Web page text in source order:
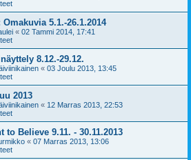
5.1.-26.1.2014
« 02 Tammi 2014, 17:41
8.12.-29.12.
« 03 Joulu 2013, 13:45
2013
« 12 Marras 2013, 22:53
to Believe 9.11. - 30.11.2013
« 07 Marras 2013, 13:06